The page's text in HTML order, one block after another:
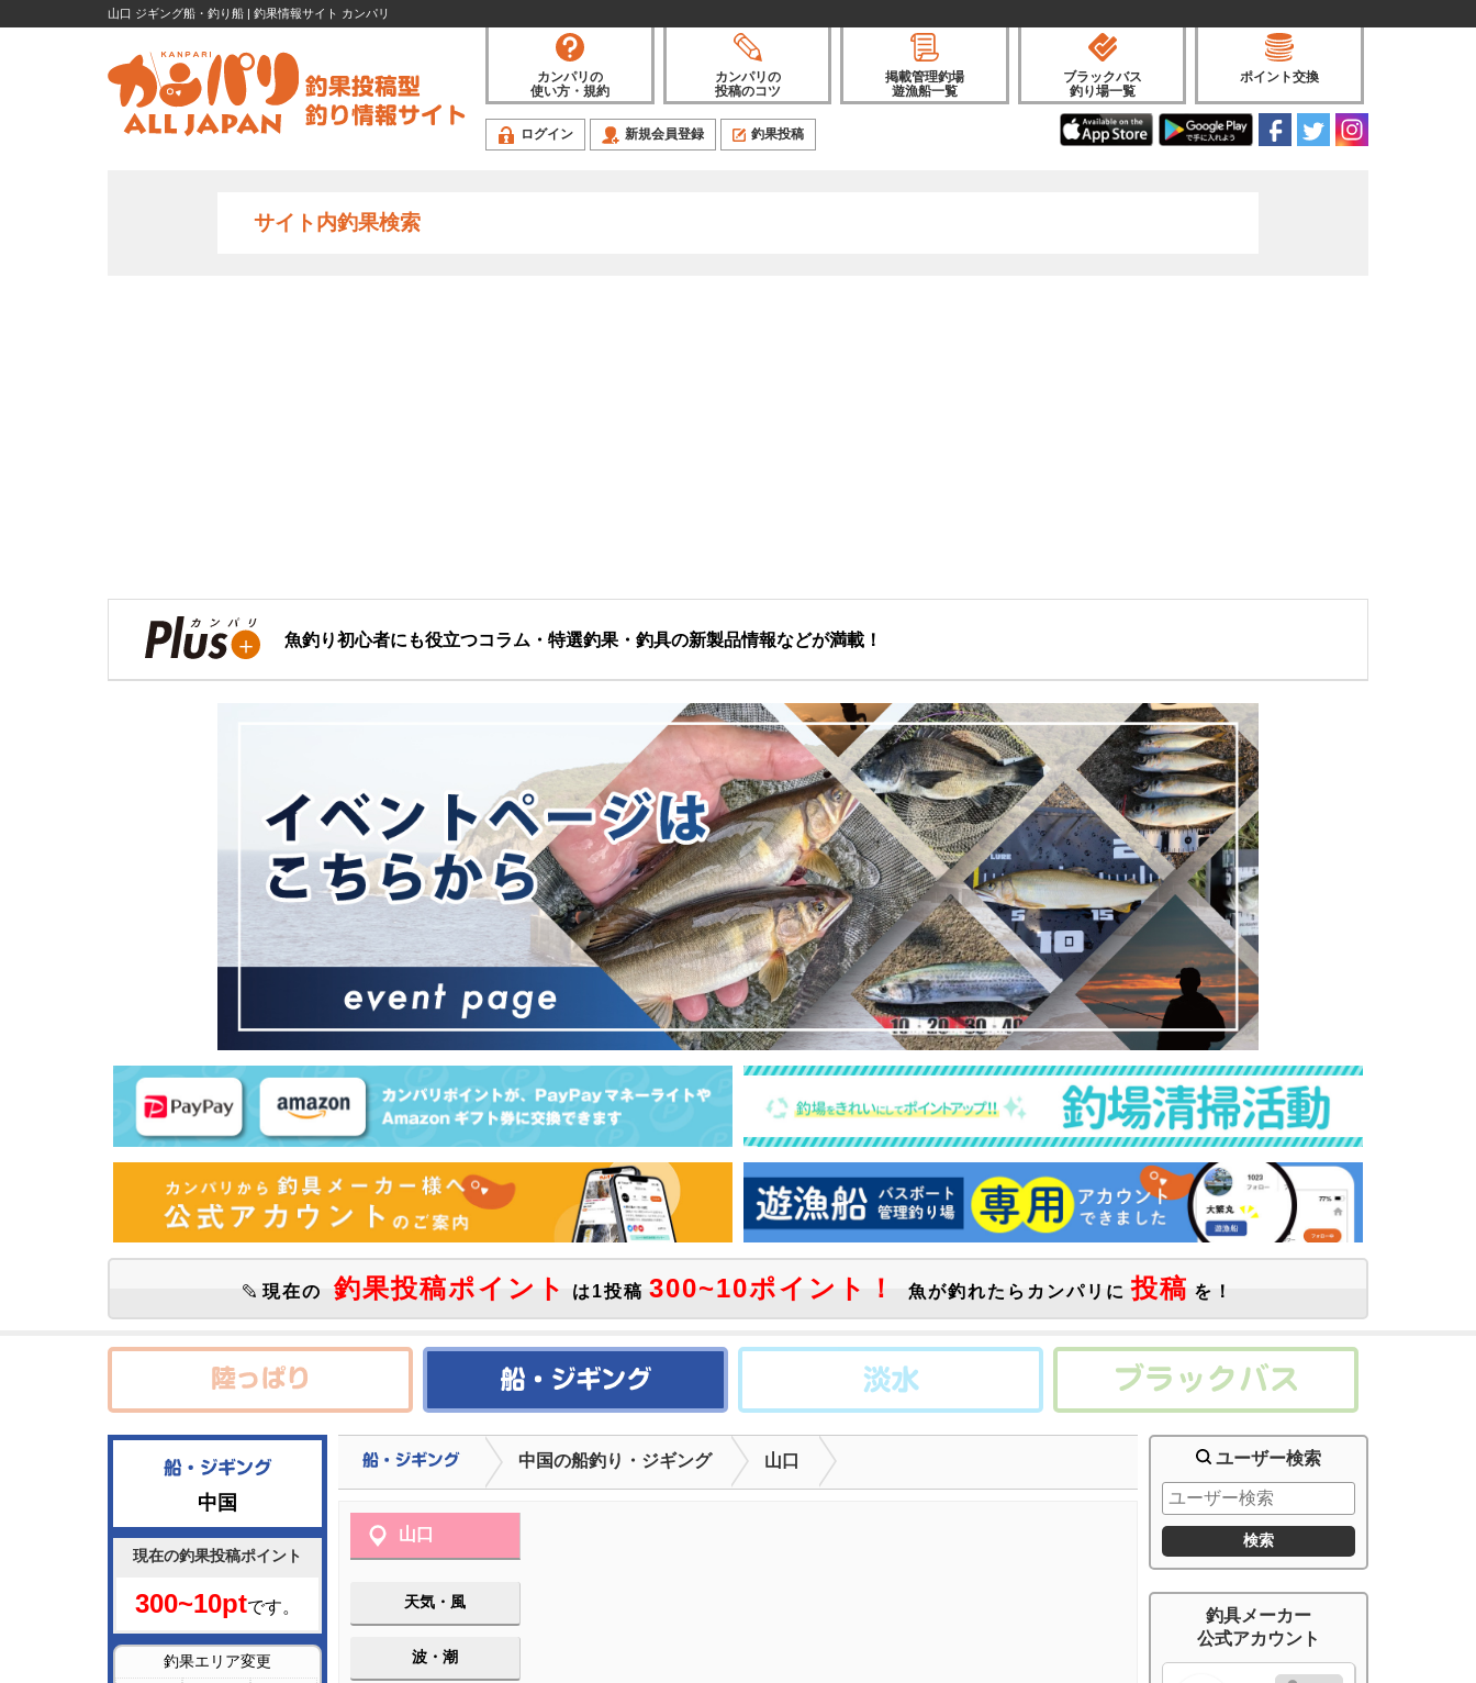
山口 ジギング船・釣り船 | 釣果情報サイト カンパリ
カンパリの
使い方・規約
カンパリの
投稿のコツ
掲載管理釣場
遊漁船一覧
ブラックバス
釣り場一覧
ポイント交換
ログイン 新規会員登録 釣果投稿
サイト内釣果検索
魚釣り初心者にも役立つコラム・特選釣果・釣具の新製品情報などが満載！
現在の 釣果投稿ポイント は1投稿 300~10ポイント！ 魚が釣れたらカンパリに 投稿 を！
中国
現在の釣果投稿ポイント
300~10ptです。
釣果エリア変更
中国の船釣り・ジギング 山口
山口
天気・風
波・潮
ユーザー検索
釣具メーカー
公式アカウント